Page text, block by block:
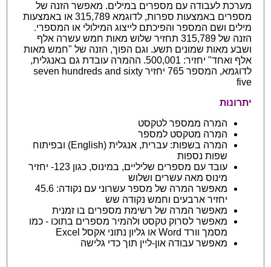
מערכת לעבודה עם מספרים במילים. מאפשר הזנה של
מספרים באמצעות ספרות, לדוגמא 315,789 או באמצעות
מילים ושם המספר והפיכתם לייצוג המילולי או המספרי.
הזנה של 315,789 תחזיר שלוש מאות חמש עשרה אלף
ושבע מאות שמונים תשע. וגם הפוך, הזנה של "חמש מאות
אלף ואחד" יחזיר: 500,001. ההמרה עובדת גם באנגלית,
לדוגמא, המספר 765 יחזיר seven hundreds and sixty
five
יתרונות
המרה ממספר לטקסט
המרה מטקסט למספר
המרה בשפות: עברית, אנגלית (English) ובפיתוח
שפות נספות
עובד עם מספרים שליליים, במינוס, כגון 123- יחזיר
מינוס מאה עשרים ושלוש
מאפשר המרה של מספר עשרוני עם נקודה: 45.6
יחזיר ארבעים וחמש נקודה שש
מאפשר המרה של רשימת מספרים בו זמנית
מאפשר לסרוק טקסט ולהמיר מספרים בתוכו - כמו
מסמך וורד Word או גליון נתוני אקסל Excel
מאפשר עבודה און-ליין תוך כדי גלישה